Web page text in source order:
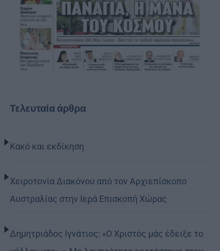
Τελευταία άρθρα
Κακό και εκδίκηση
Χειροτονία Διακόνου από τον Αρχιεπίσκοπο
Αυστραλίας στην Ιερά Επισκοπή Χώρας
Δημητριάδος Ιγνάτιος: «Ο Χριστός μάς έδειξε το